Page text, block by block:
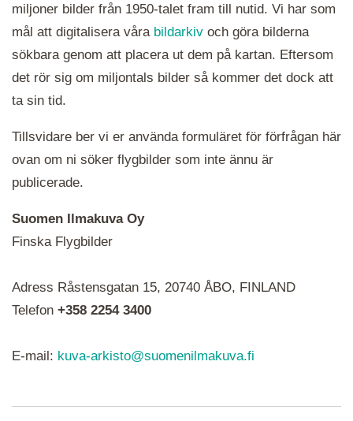
ikoner är det en serie i varje. Utplacerade bilder
syns som nålar istället.
miljoner bilder från 1950-talet fram till nutid. Vi har som
mål att digitalisera våra bildarkiv och göra bilderna
sökbara genom att placera ut dem på kartan. Eftersom
det rör sig om miljontals bilder så kommer det dock att
ta sin tid.
Tillsvidare ber vi er använda formuläret för förfrågan här
ovan om ni söker flygbilder som inte ännu är
publicerade.
Suomen Ilmakuva Oy
Finska Flygbilder
Adress Råstensgatan 15, 20740 ÅBO, FINLAND
Telefon +358 2254 3400
E-mail: kuva-arkisto@suomenilmakuva.fi